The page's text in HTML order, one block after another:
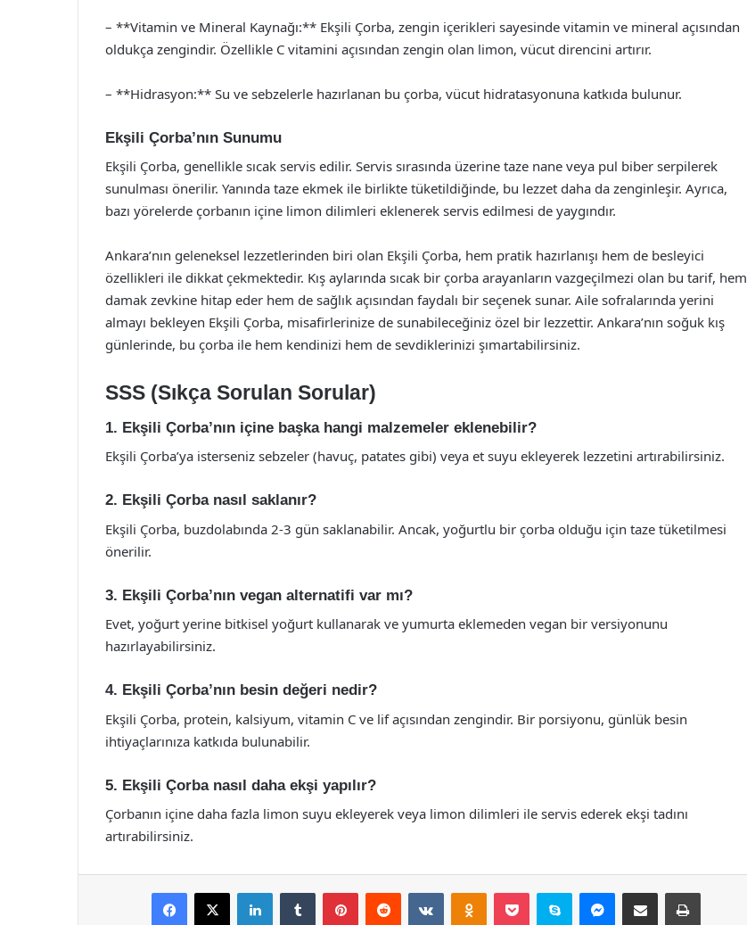
– **Vitamin ve Mineral Kaynağı:** Ekşili Çorba, zengin içerikleri sayesinde vitamin ve mineral açısından
oldukça zengindir. Özellikle C vitamini açısından zengin olan limon, vücut direncini artırır.
– **Hidrasyon:** Su ve sebzelerle hazırlanan bu çorba, vücut hidratasyonuna katkıda bulunur.
Ekşili Çorba’nın Sunumu
Ekşili Çorba, genellikle sıcak servis edilir. Servis sırasında üzerine taze nane veya pul biber serpilerek
sunulması önerilir. Yanında taze ekmek ile birlikte tüketildiğinde, bu lezzet daha da zenginleşir. Ayrıca,
bazı yörelerde çorbanın içine limon dilimleri eklenerek servis edilmesi de yaygındır.
Ankara’nın geleneksel lezzetlerinden biri olan Ekşili Çorba, hem pratik hazırlanışı hem de besleyici
özellikleri ile dikkat çekmektedir. Kış aylarında sıcak bir çorba arayanların vazgeçilmezi olan bu tarif, hem
damak zevkine hitap eder hem de sağlık açısından faydalı bir seçenek sunar. Aile sofralarında yerini
almayı bekleyen Ekşili Çorba, misafirlerinize de sunabileceğiniz özel bir lezzettir. Ankara’nın soğuk kış
günlerinde, bu çorba ile hem kendinizi hem de sevdiklerinizi şımartabilirsiniz.
SSS (Sıkça Sorulan Sorular)
1. Ekşili Çorba’nın içine başka hangi malzemeler eklenebilir?
Ekşili Çorba’ya isterseniz sebzeler (havuç, patates gibi) veya et suyu ekleyerek lezzetini artırabilirsiniz.
2. Ekşili Çorba nasıl saklanır?
Ekşili Çorba, buzdolabında 2-3 gün saklanabilir. Ancak, yoğurtlu bir çorba olduğu için taze tüketilmesi
önerilir.
3. Ekşili Çorba’nın vegan alternatifi var mı?
Evet, yoğurt yerine bitkisel yoğurt kullanarak ve yumurta eklemeden vegan bir versiyonunu
hazırlayabilirsiniz.
4. Ekşili Çorba’nın besin değeri nedir?
Ekşili Çorba, protein, kalsiyum, vitamin C ve lif açısından zengindir. Bir porsiyonu, günlük besin
ihtiyaçlarınıza katkıda bulunabilir.
5. Ekşili Çorba nasıl daha ekşi yapılır?
Çorbanın içine daha fazla limon suyu ekleyerek veya limon dilimleri ile servis ederek ekşi tadını
artırabilirsiniz.
Facebook
X LinkedInTumblr PinterestReddit VKontakteOdnoklassniki
Pocket Skype Messenger
E-Posta ile paylaş Yazdır